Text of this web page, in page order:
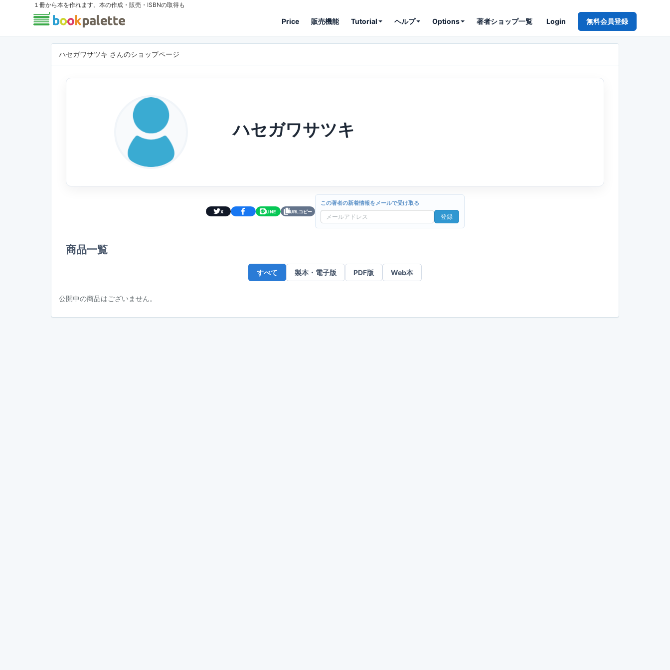
１冊から本を作れます。本の作成・販売・ISBNの取得も
Price 販売機能 Tutorial ヘルプ Options 著者ショップ一覧 Login 無料会員登録
ハセガワサツキ さんのショップページ
ハセガワサツキ
X LINE URLコピー
この著者の新着情報をメールで受け取る
メ
ド
レ
登録
商品一覧
すべて 製本・電子版 PDF版 Web本
公開中の商品はございません。